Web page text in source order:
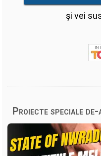
și vei
Proiecte speciale de-